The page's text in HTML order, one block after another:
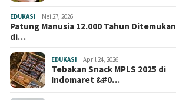
EDUKASI Mei 27, 2026
Patung Manusia 12.000 Tahun Ditemukan
di…
EDUKASI April 24, 2026
Tebakan Snack MPLS 2025 di
Indomaret &#0…